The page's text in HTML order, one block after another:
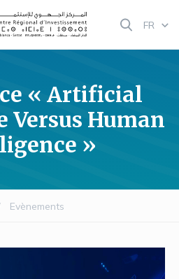
FR
« Artificial
Human
»
Evènements